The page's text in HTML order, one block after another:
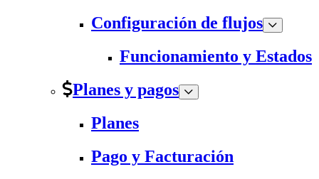
Configuración de flujos
Funcionamiento y Estados
Planes y pagos
Planes
Pago y Facturación